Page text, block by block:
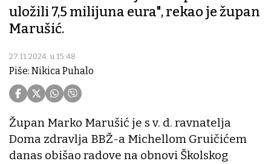
uložili 7,5 milijuna eura", rekao je župan
Marušić.
27.11.2024. u 15:48
Piše: Nikica Puhalo
Župan Marko Marušić je s v. d. ravnatelja
Doma zdravlja BBŽ-a Michellom Gruičićem
danas obišao radove na obnovi Školskog